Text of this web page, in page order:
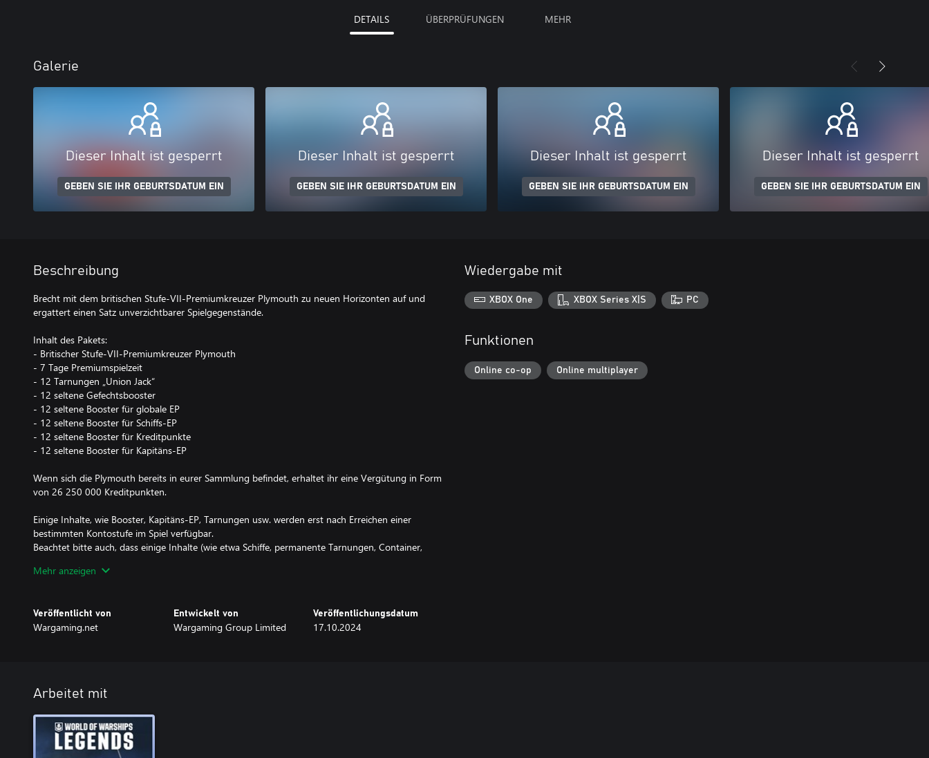
DETAILS ÜBERPRÜFUNGEN MEHR
Galerie
Dieser Inhalt ist gesperrt
GEBEN SIE IHR GEBURTSDATUM EIN
Dieser Inhalt ist gesperrt
GEBEN SIE IHR GEBURTSDATUM EIN
Dieser Inhalt ist gesperrt
GEBEN SIE IHR GEBURTSDATUM EIN
Dieser Inhalt ist gesperrt
GEBEN SIE IHR GEBURTSDATUM EIN
Beschreibung
Brecht mit dem britischen Stufe-VII-Premiumkreuzer Plymouth zu neuen Horizonten auf und
ergattert einen Satz unverzichtbarer Spielgegenstände.
Inhalt des Pakets:
- Britischer Stufe-VII-Premiumkreuzer Plymouth
- 7 Tage Premiumspielzeit
- 12 Tarnungen „Union Jack“
- 12 seltene Gefechtsbooster
- 12 seltene Booster für globale EP
- 12 seltene Booster für Schiffs-EP
- 12 seltene Booster für Kreditpunkte
- 12 seltene Booster für Kapitäns-EP
Wenn sich die Plymouth bereits in eurer Sammlung befindet, erhaltet ihr eine Vergütung in Form
von 26 250 000 Kreditpunkten.
Einige Inhalte, wie Booster, Kapitäns-EP, Tarnungen usw. werden erst nach Erreichen einer
bestimmten Kontostufe im Spiel verfügbar.
Beachtet bitte auch, dass einige Inhalte (wie etwa Schiffe, permanente Tarnungen, Container,
der sie gekauft worden sind.
Mehr anzeigen
Veröffentlicht von
Wargaming.net
Entwickelt von
Wargaming Group Limited
Veröffentlichungsdatum
17.10.2024
Wiedergabe mit
XBOX One XBOX Series X|S PC
Funktionen
Online co-op Online multiplayer
Arbeitet mit